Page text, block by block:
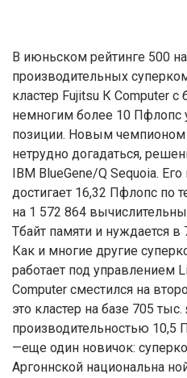
В июньском рейтинге 500
производительных
кластер Fujitsu К Computer
немногим более 10 Пфлопс
позиции. Новым чемпионом
нетрудно догадаться,
IBM BlueGene/Q Sequoia.
достигает 16,32 Пфлопс по
на 1 572 864
Тбайт памяти и нуждается в
Как и многие другие
работает под
Computer сместился на
это кластер на базе 705
производительностью 10,5
—еще один новичок:
Аргоннской национальна